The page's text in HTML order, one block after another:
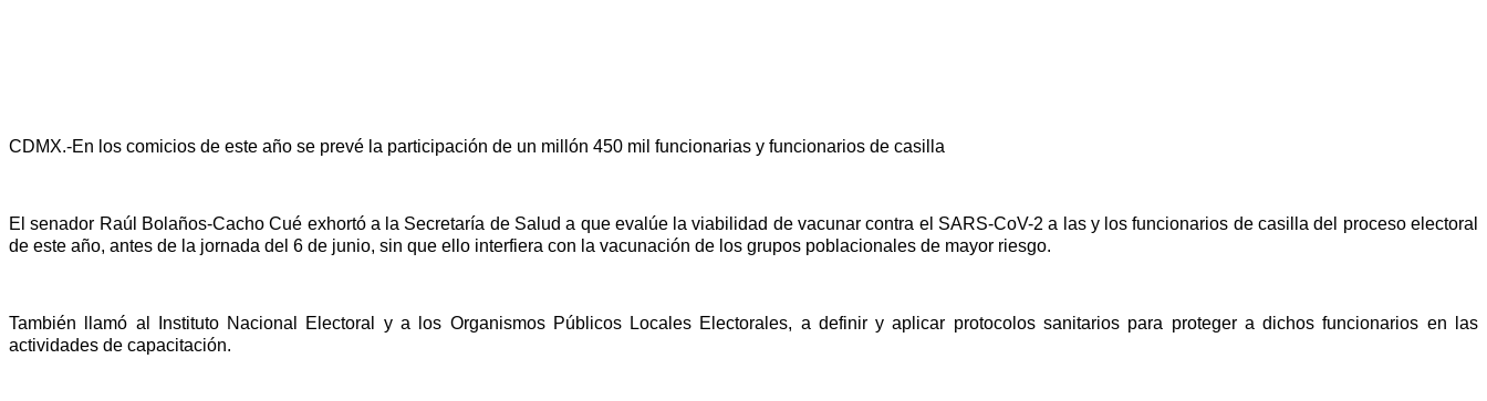
CDMX.-En los comicios de este año se prevé la participación de un millón 450 mil funcionarias y funcionarios de casilla
El senador Raúl Bolaños-Cacho Cué exhortó a la Secretaría de Salud a que evalúe la viabilidad de vacunar contra el SARS-CoV-2 a las y los funcionarios de casilla del proceso electoral
de este año, antes de la jornada del 6 de junio, sin que ello interfiera con la vacunación de los grupos poblacionales de mayor riesgo.
También llamó al Instituto Nacional Electoral y a los Organismos Públicos Locales Electorales, a definir y aplicar protocolos sanitarios para proteger a dichos funcionarios en las
actividades de capacitación.